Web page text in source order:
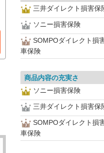
三井ダイレクト損害保
ソニー損害保険
SOMPOダイレクト損
車保険
商品内容の充実さ
ソニー損害保険
三井ダイレクト損害保
SOMPOダイレクト損
車保険